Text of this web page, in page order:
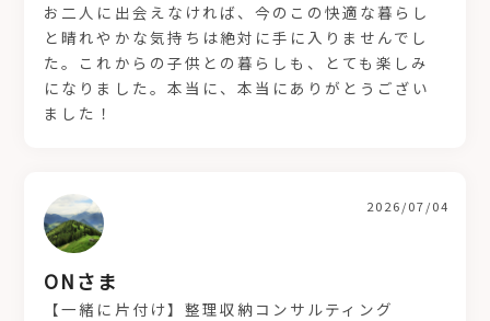
お二人に出会えなければ、今のこの快適な暮らし
と晴れやかな気持ちは絶対に手に入りませんでし
た。これからの子供との暮らしも、とても楽しみ
になりました。本当に、本当にありがとうござい
ました！
ONさま
2026/07/04
【一緒に片付け】整理収納コンサルティング